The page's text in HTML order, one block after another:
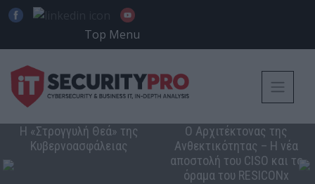
Top Menu
Η «Στρογγυλή Θεά» της
Κυβερνοασφάλειας
Ο Αρχιτέκτονας της
Ανθεκτικότητας – Η νέα
αποστολή του CISO και το
όραμα του RESICONx